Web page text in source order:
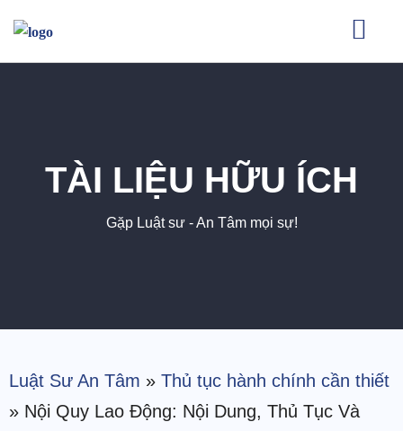
TÀI LIỆU HỮU ÍCH
Gặp Luật sư - An Tâm mọi sự!
Luật Sư An Tâm » Thủ tục hành chính cần thiết
» Nội Quy Lao Động: Nội Dung, Thủ Tục Và